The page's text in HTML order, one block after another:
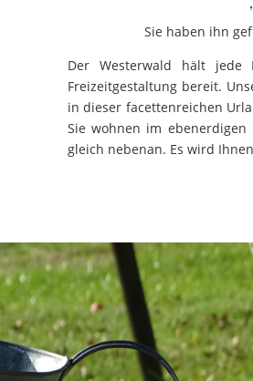
Sie haben ihn
Der Westerwald hält
Freizeitgestaltung bereit.
in dieser facettenreichen
Sie wohnen im
gleich nebenan. Es wird